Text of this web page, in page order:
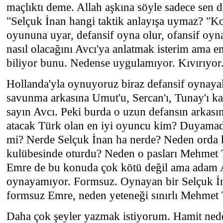
maçlıktı deme. Allah aşkına söyle sadece sen
"Selçuk İnan hangi taktik anlayışa uymaz?
oyununa uyar, defansif oyna olur, ofansif
nasıl olacağını Avcı'ya anlatmak isterim ama
biliyor bunu. Nedense uygulamıyor.
Hollanda'yla oynuyoruz biraz defansif
savunma arkasına Umut'u, Sercan'ı, Tunay'ı
sayın Avcı. Peki burda o uzun defansın
atacak Türk olan en iyi oyuncu kim?
mi? Nerde Selçuk İnan ha nerde? Neden orda
kulübesinde oturdu? Neden o pasları
Emre de bu konuda çok kötü değil ama
oynayamıyor. Formsuz. Oynayan bir Selçuk
formsuz Emre, neden yeteneği sınırlı
Daha çok şeyler yazmak istiyorum. Hamit